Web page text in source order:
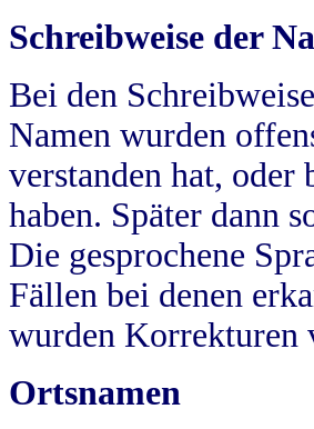
Schreibweise der
Bei den
Namen wurden
verstanden hat, oder
haben. Später dann
Die gesprochene
Fällen bei denen
wurden Korrekturen
Ortsnamen